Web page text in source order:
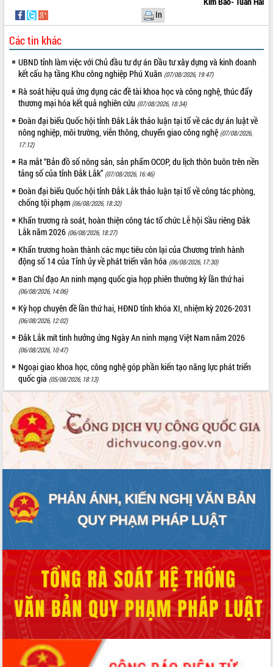
Đắk Lắk nỗ lực thúc đẩy tăng trưởng
kinh tế từ 10% trở lên trong Quý
II/2026
Đắk Lắk ký kết thỏa thuận hợp tác về
chuyển đổi số giai đoạn 2026 – 2030
với Tập đoàn Bưu chính Viễn thông
Việt Nam
Thứ trưởng Bộ Y tế làm việc với tỉnh
Đắk Lắk về phát triển nhân lực y tế
cho trạm y tế cấp xã
du khách thông qua Hệ thống cơ sở dữ
liệu và Bản đồ số
Tập huấn ứng dụng trí tuệ nhân tạo (AI)
trong thương mại điện tử năm 2026
Đoàn đại biểu Quốc hội tỉnh Đắk Lắk
trao đổi thông tin trước Kỳ họp thứ
nhất, Quốc hội khóa XVI
Quyết liệt cải cách hành chính, khơi
thông nguồn lực phát triển
Nâng cao hiệu lực, hiệu quả HĐND
Xã Ea Phê gắn cải cách hành chính với
chuyển đổi số
Phó Chủ tịch Thường trực UBND tỉnh
Hồ Thị Nguyên Thảo làm việc tại Trung
tâm Phục vụ hành chính công xã Ea
Phê
Xây dựng nền hành chính số đồng
hành cùng nông dân dân, doanh nghiệp
Giai đoạn 2026-2030, Đắk Lắk phấn
đấu có 77% xã đạt chuẩn nông thôn
mới
Chuyển đổi số 'mở đường' cho nông
Triển khai đồng bộ đo đạc, lập hồ sơ
địa chính, hoàn thiện cơ sở dữ liệu đất
đai
Ứng dụng sinh trắc học - Bước tiến
Lắk
Đắk Lắk nâng cao hiệu quả công tác
Đảng từ Sổ tay đảng viên điện tử
Đắk Lắk đẩy mạnh nuôi biển công
nghệ, hướng tới phát triển thủy sản
bền vững
Tập huấn nâng cao năng lực triển khai
chuyển đổi số cho cán bộ, công chức
cấp xã
In
Các tin khác
UBND tỉnh làm việc với Chủ đầu tư dự án Đầu tư xây dựng và kinh doanh
kết cấu hạ tầng Khu công nghiệp Phú Xuân (07/08/2026, 19:47)
Rà soát hiệu quả ứng dụng các đề tài khoa học và công nghệ, thúc đẩy
thương mại hóa kết quả nghiên cứu (07/08/2026, 18:34)
Đoàn đại biểu Quốc hội tỉnh Đắk Lắk thảo luận tại tổ về các dự án luật về
nông nghiệp, môi trường, viễn thông, chuyển giao công nghệ (07/08/2026,
17:12)
Ra mắt “Bản đồ số nông sản, sản phẩm OCOP, du lịch thôn buôn trên nền
tảng số của tỉnh Đắk Lắk” (07/08/2026, 16:46)
Đoàn đại biểu Quốc hội tỉnh Đắk Lắk thảo luận tại tổ về công tác phòng,
chống tội phạm (06/08/2026, 18:32)
Khẩn trương rà soát, hoàn thiện công tác tổ chức Lễ hội Sầu riêng Đắk
Lắk năm 2026 (06/08/2026, 18:27)
Khẩn trương hoàn thành các mục tiêu còn lại của Chương trình hành
động số 14 của Tỉnh ủy về phát triển văn hóa (06/08/2026, 17:30)
Ban Chỉ đạo An ninh mạng quốc gia họp phiên thường kỳ lần thứ hai
(06/08/2026, 14:06)
Kỳ họp chuyên đề lần thứ hai, HĐND tỉnh khóa XI, nhiệm kỳ 2026-2031
(06/08/2026, 12:02)
Đắk Lắk mít tinh hưởng ứng Ngày An ninh mạng Việt Nam năm 2026
(06/08/2026, 10:47)
Ngoại giao khoa học, công nghệ góp phần kiến tạo năng lực phát triển
quốc gia (05/08/2026, 18:13)